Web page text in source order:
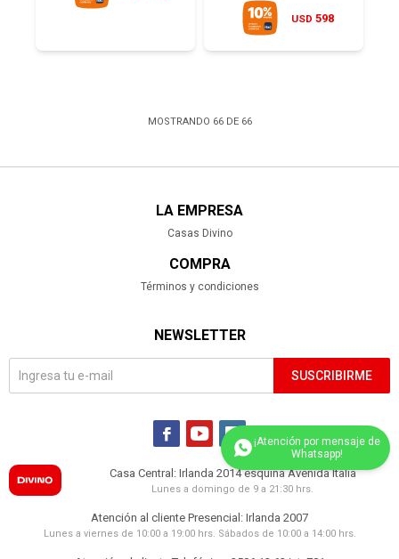
USD 598
MOSTRANDO 66DE 66
LA EMPRESA
Casas Divino
COMPRA
Términos y condiciones
NEWSLETTER
SUSCRIBIRME
  
Casa Central: Irlanda 2014 esquina Avenida Italia
Lunes a domingo de 9 a 21:30 hrs.
Atención al cliente Presencial: Irlanda 2007
Lunes a viernes de 10:00 a 19:00 hrs. Sábados de 10:00 a 14:00 hrs.